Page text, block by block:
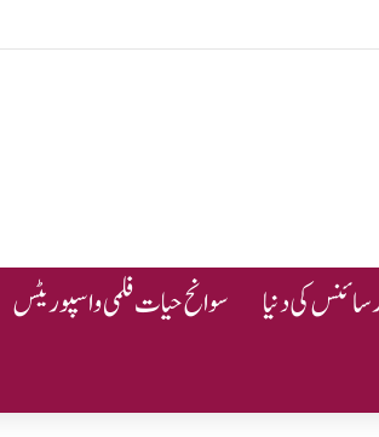
کی دنیا سوانح حیات فلمی و اسپوریٹس